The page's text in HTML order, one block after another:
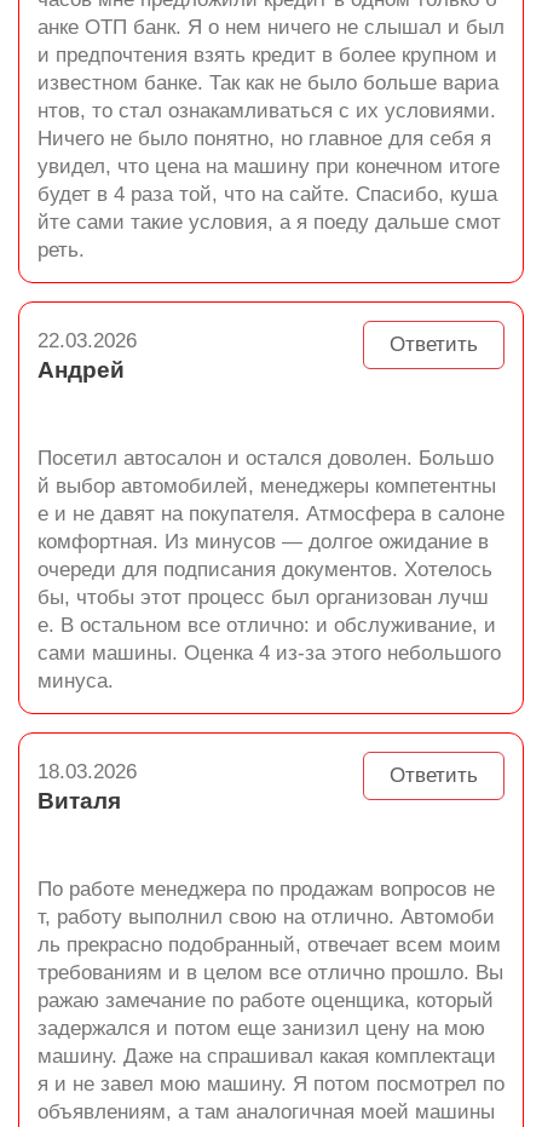
анке ОТП банк. Я о нем ничего не слышал и был
и предпочтения взять кредит в более крупном и
известном банке. Так как не было больше вариа
нтов, то стал ознакамливаться с их условиями.
Ничего не было понятно, но главное для себя я
увидел, что цена на машину при конечном итоге
будет в 4 раза той, что на сайте. Спасибо, куша
йте сами такие условия, а я поеду дальше смот
реть.
Ответить
22.03.2026
Андрей
Посетил автосалон и остался доволен. Большо
й выбор автомобилей, менеджеры компетентны
е и не давят на покупателя. Атмосфера в салоне
комфортная. Из минусов — долгое ожидание в
очереди для подписания документов. Хотелось
бы, чтобы этот процесс был организован лучш
е. В остальном все отлично: и обслуживание, и
сами машины. Оценка 4 из-за этого небольшого
минуса.
Ответить
18.03.2026
Виталя
По работе менеджера по продажам вопросов не
т, работу выполнил свою на отлично. Автомоби
ль прекрасно подобранный, отвечает всем моим
требованиям и в целом все отлично прошло. Вы
ражаю замечание по работе оценщика, который
задержался и потом еще занизил цену на мою
машину. Даже на спрашивал какая комплектаци
я и не завел мою машину. Я потом посмотрел по
объявлениям, а там аналогичная моей машины